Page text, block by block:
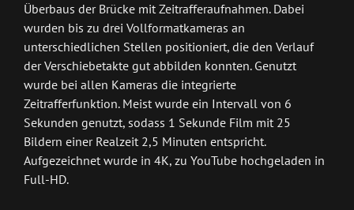
Überbaus der Brücke mit Zeitrafferaufnahmen. Dabei
wurden bis zu drei Vollformatkameras an
unterschiedlichen Stellen positioniert, die den Verlauf
der Verschiebetakte gut abbilden konnten. Genutzt
wurde bei allen Kameras die integrierte
Zeitrafferfunktion. Meist wurde ein Intervall von 6
Sekunden genutzt, sodass 1 Sekunde Film mit 25
Bildern einer Realzeit 2,5 Minuten entspricht.
Aufgezeichnet wurde in 4K, zu YouTube hochgeladen in
Full-HD.